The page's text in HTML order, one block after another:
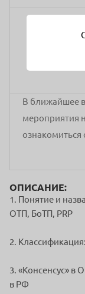
15000
В ближайшее
мероприятия
ОПИСАНИЕ:
1. Понятие и
ОТП, БоТП, PRP
2.
3. «Консенсус» в
в РФ